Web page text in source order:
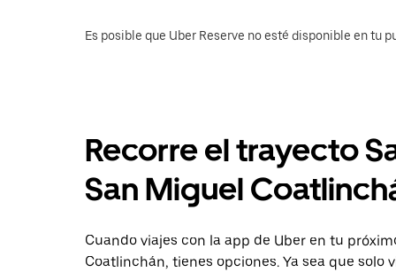
Es posible que Uber Reserve no esté disponible en tu
Recorre el trayecto
San Miguel
Cuando viajes con la app de Uber en tu
Coatlinchán, tienes opciones. Ya sea que